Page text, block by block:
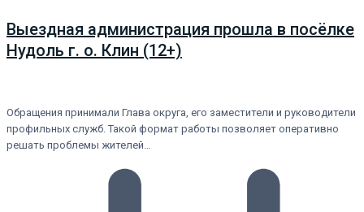
Выездная администрация прошла в посёлке
Нудоль г. о. Клин (12+)
Обращения принимали Глава округа, его заместители и руководители
профильных служб. Такой формат работы позволяет оперативно
решать проблемы жителей…